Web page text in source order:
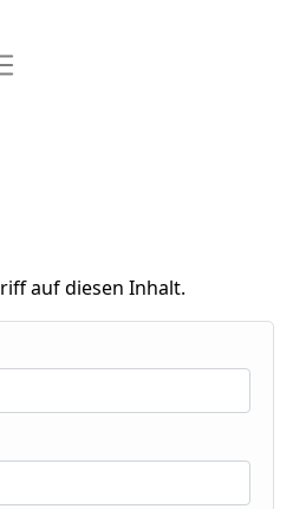
auf diesen Inhalt.